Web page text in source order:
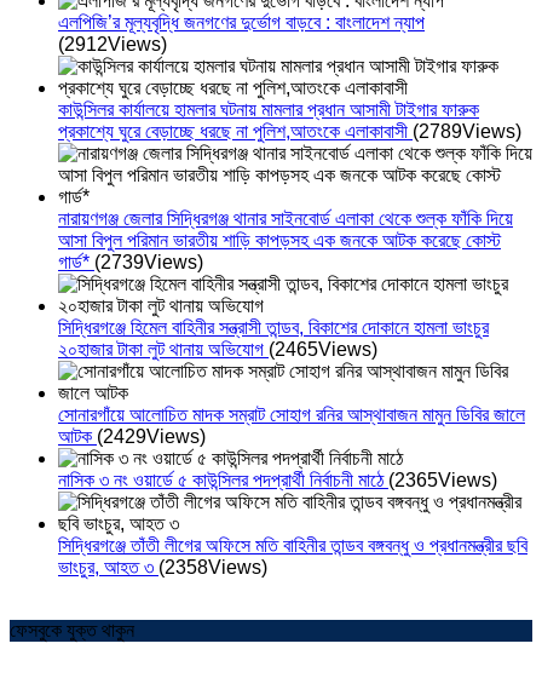
এলপিজি’র মূল্যবৃদ্ধি জনগণের দুর্ভোগ বাড়বে : বাংলাদেশ ন্যাপ
(2912Views)
কাউন্সিলর কার্যালয়ে হামলার ঘটনায় মামলার প্রধান আসামী টাইগার ফারুক
প্রকাশ্যে ঘুরে বেড়াচ্ছে ধরছে না পুলিশ,আতংকে এলাকাবাসী (2789Views)
নারায়ণগঞ্জ জেলার সিদ্ধিরগঞ্জ থানার সাইনবোর্ড এলাকা থেকে শুল্ক ফাঁকি দিয়ে
আসা বিপুল পরিমান ভারতীয় শাড়ি কাপড়সহ এক জনকে আটক করেছে কোস্ট
গার্ড* (2739Views)
সিদ্ধিরগঞ্জে হিমেল বাহিনীর সন্ত্রাসী তান্ডব, বিকাশের দোকানে হামলা ভাংচুর
২০হাজার টাকা লুট থানায় অভিযোগ (2465Views)
সোনারগাঁয়ে আলোচিত মাদক সম্রাট সোহাগ রনির আস্থাবাজন মামুন ডিবির জালে
আটক (2429Views)
নাসিক ৩ নং ওয়ার্ডে ৫ কাউন্সিলর পদপ্রার্থী নির্বাচনী মাঠে (2365Views)
সিদ্ধিরগঞ্জে তাঁতী লীগের অফিসে মতি বাহিনীর তান্ডব বঙ্গবন্ধু ও প্রধানমন্ত্রীর ছবি
ভাংচুর, আহত ৩ (2358Views)
ফেসবুকে যুক্ত থাকুন